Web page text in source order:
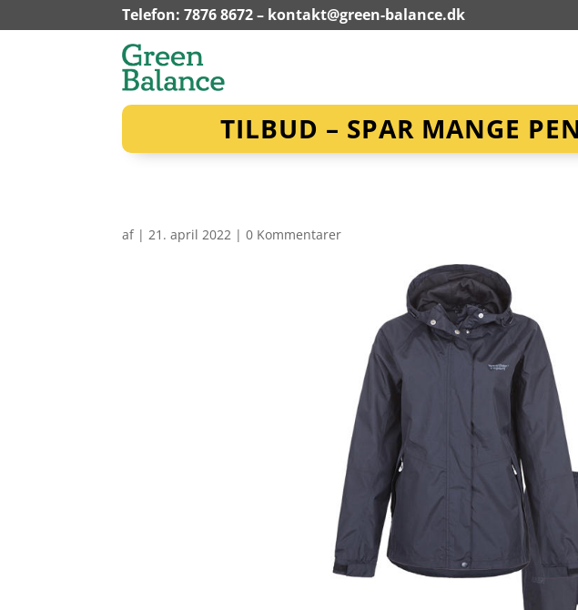
Telefon: 7876 8672 – kontakt@green-balance.dk
TILBUD – SPAR MANGE
af | 21. april 2022 |0 Kommentarer